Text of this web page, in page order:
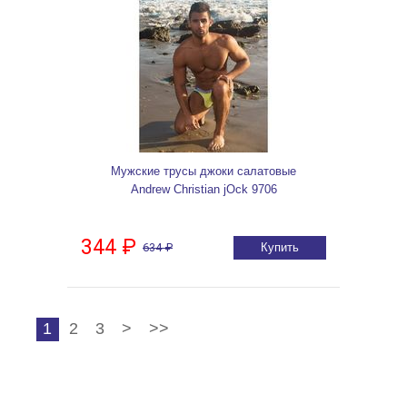
Мужские трусы джоки салатовые
Andrew Christian jOck 9706
344 ₽ 634 ₽ Купить
1 2 3 > >>